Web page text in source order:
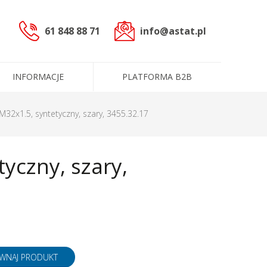
61 848 88 71 info@astat.pl
(PLC)
INFORMACJE PLATFORMA B2B
syntetyczny, szary, 3455.32.17
szary,
PRODUKT